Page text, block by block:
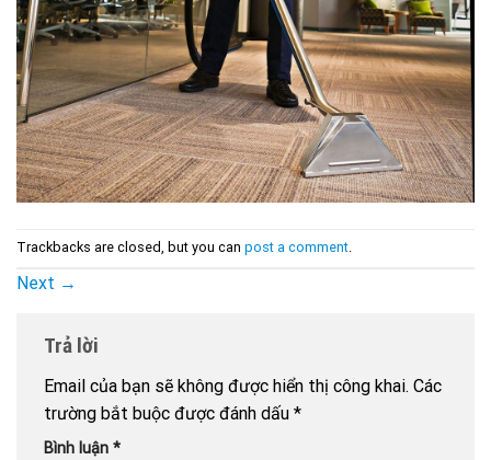
Trackbacks are closed, but you can post a comment
Next →
Trả lời
Email của bạn sẽ không được hiển thị công khai. Các
trường bắt buộc được đánh dấu *
Bình luận *